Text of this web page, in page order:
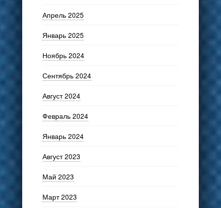
Апрель 2025
Январь 2025
Ноябрь 2024
Сентябрь 2024
Август 2024
Февраль 2024
Январь 2024
Август 2023
Май 2023
Март 2023